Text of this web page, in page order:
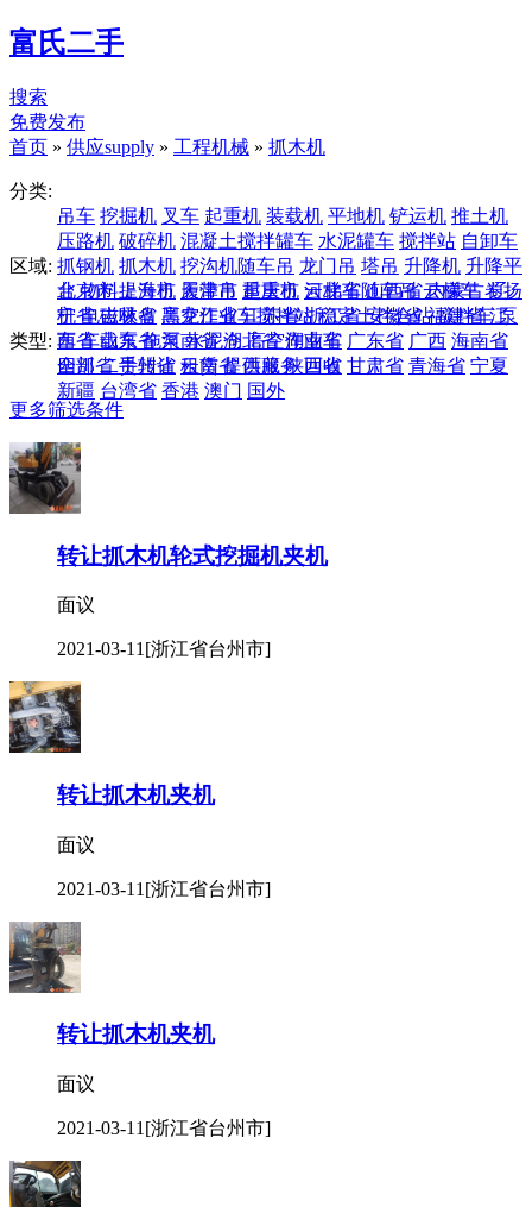
富氏二手
搜索
免费发布
首页 » 供应supply » 工程机械 » 抓木机
分类:
吊车 挖掘机 叉车 起重机 装载机 平地机 铲运机 推土机
压路机 破碎机 混凝土搅拌罐车 水泥罐车 搅拌站 自卸车
抓钢机 抓木机 挖沟机随车吊 龙门吊 塔吊 升降机 升降平
台 物料提升机 履带吊 起重机 云梯车随车吊 云梯车 卷扬
机 电磁吸盘 高空作业车搅拌站 稳定土拌合站 搅拌车 泵
车 车载泵 拖泵 水泥仓 高空作业车
区域:
北京市 上海市 天津市 重庆市 河北省 山西省 内蒙古 辽
宁省 吉林省 黑龙江省 江苏省 浙江省 安徽省 福建省 江
西省 山东省 河南省 湖北省 湖南省 广东省 广西 海南省
四川省 贵州省 云南省 西藏 陕西省 甘肃省 青海省 宁夏
新疆 台湾省 香港 澳门 国外
类型:
全部 二手转让 租赁 提供服务 回收
更多筛选条件
转让抓木机轮式挖掘机夹机
面议
2021-03-11 [浙江省台州市]
转让抓木机夹机
面议
2021-03-11 [浙江省台州市]
转让抓木机夹机
面议
2021-03-11 [浙江省台州市]